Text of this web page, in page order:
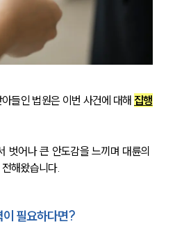
분야
시장그룹 업무
원 소개
문변호사
론보도
들인 법원은 이번 사건에 대해 집행
벗어나 큰 안도감을 느끼며 대륜의
해왔습니다.
필요하다면?